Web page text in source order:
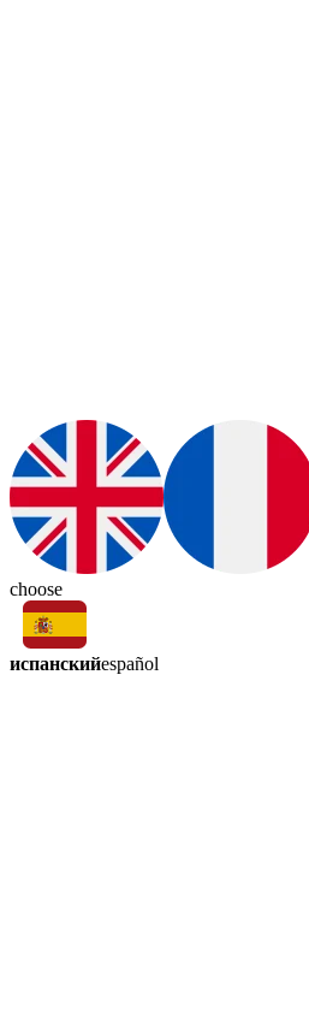
choose
испанскийespañol